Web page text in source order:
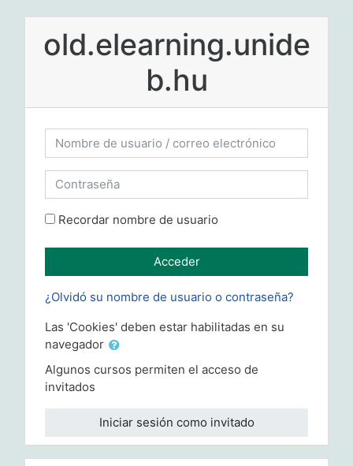
old.elearning.unide
b.hu
Nombre de usuario / correo electrónico
Contraseña
Recordar nombre de usuario
Acceder
¿Olvidó su nombre de usuario o contraseña?
Las 'Cookies' deben estar habilitadas en su
navegador
Algunos cursos permiten el acceso de
invitados
Iniciar sesión como invitado